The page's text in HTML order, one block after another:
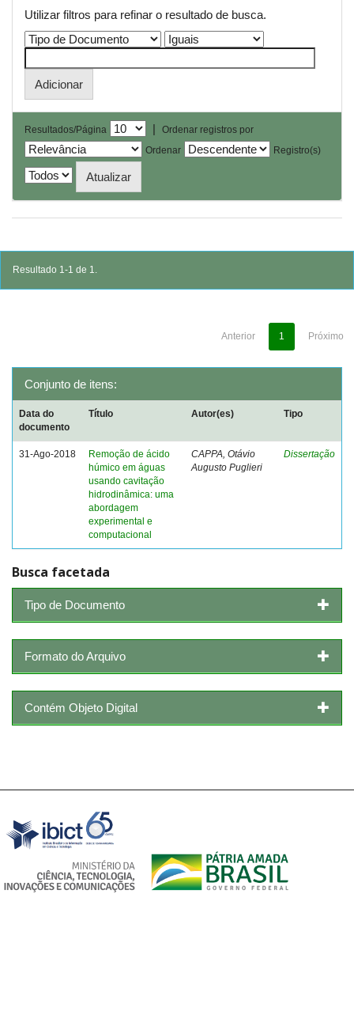
Utilizar filtros para refinar o resultado de busca.
Resultados/Página |
Ordenar registros por
Ordenar
Registro(s)
Resultado 1-1 de 1.
Anterior 1 Próximo
Conjunto de itens:
Data do
documento
Título Autor(es) Tipo
31-Ago-2018
Remoção de ácido
húmico em águas
usando cavitação
hidrodinâmica: uma
abordagem
experimental e
computacional
CAPPA, Otávio
Augusto Puglieri
Dissertação
Busca facetada
Tipo de Documento
Formato do Arquivo
Contém Objeto Digital